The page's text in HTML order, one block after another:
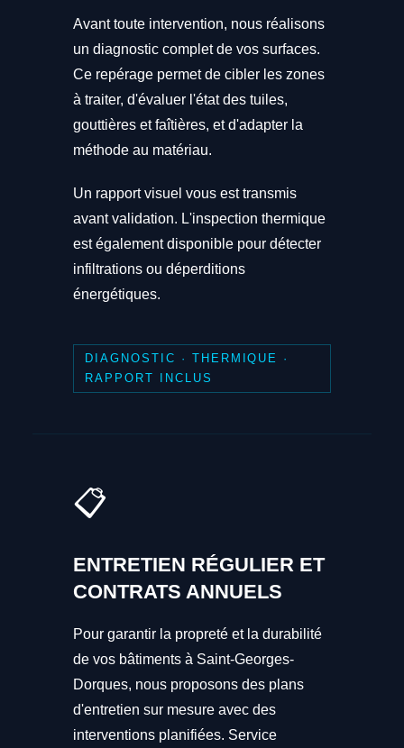
Avant toute intervention, nous réalisons
un diagnostic complet de vos surfaces.
Ce repérage permet de cibler les zones
à traiter, d'évaluer l'état des tuiles,
gouttières et faîtières, et d'adapter la
méthode au matériau.
Un rapport visuel vous est transmis
avant validation. L'inspection thermique
est également disponible pour détecter
infiltrations ou déperditions
énergétiques.
DIAGNOSTIC · THERMIQUE ·
RAPPORT INCLUS
📋
ENTRETIEN RÉGULIER ET
CONTRATS ANNUELS
Pour garantir la propreté et la durabilité
de vos bâtiments à Saint-Georges-
Dorques, nous proposons des plans
d'entretien sur mesure avec des
interventions planifiées. Service